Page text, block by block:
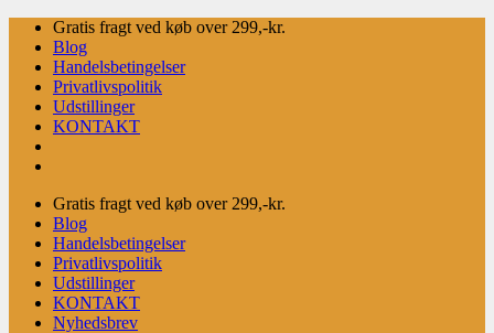
Fortsæt
indhold
Gratis fragt ved køb over 299,-kr.
Blog
Handelsbetingelser
Privatlivspolitik
Udstillinger
KONTAKT
Gratis fragt ved køb over 299,-kr.
Blog
Handelsbetingelser
Privatlivspolitik
Udstillinger
KONTAKT
Nyhedsbrev